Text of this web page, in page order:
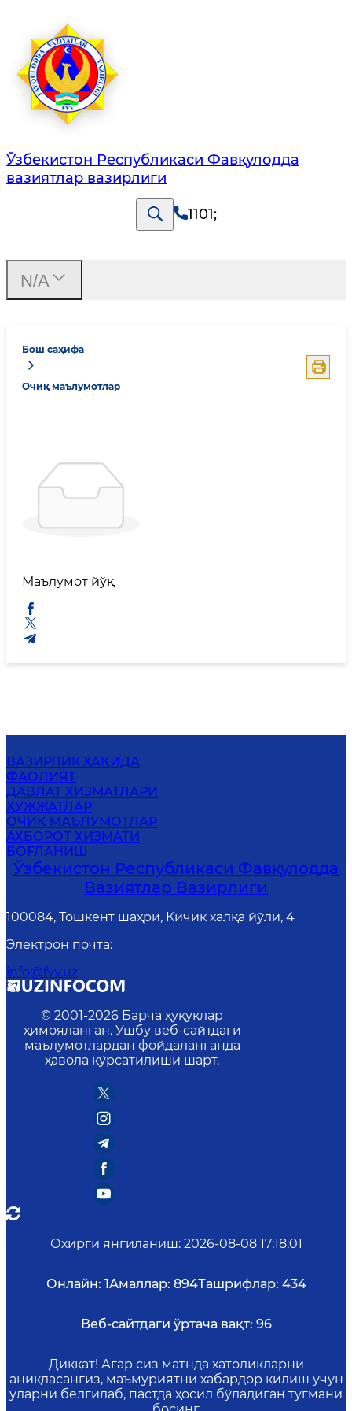
Ўзбекистон Республикаси Фавқулодда
вазиятлар вазирлиги
1101;
Бош саҳифа
Очиқ маълумотлар
Маълумот йўқ
N/A
ВАЗИРЛИК ҲАҚИДА
ФАОЛИЯТ
ДАВЛАТ ХИЗМАТЛАРИ
ҲУЖЖАТЛАР
ОЧИҚ МАЪЛУМОТЛАР
АХБОРОТ ХИЗМАТИ
БОҒЛАНИШ
Ўзбекистон Республикаси Фавқулодда
Вазиятлар Вазирлиги
100084, Тошкент шаҳри, Кичик халқа йўли, 4
Электрон почта:
info@fvv.uz
© 2001-2026 Барча ҳуқуқлар
ҳимояланган. Ушбу веб-сайтдаги
маълумотлардан фойдаланганда
ҳавола кўрсатилиши шарт.
Охирги янгиланиш: 2026-08-08 17:18:01
Онлайн: 1Амаллар: 894Ташрифлар: 434
Веб-сайтдаги ўртача вақт: 96
Диққат! Агар сиз матнда хатоликларни
аниқласангиз, маъмуриятни хабардор қилиш учун
уларни белгилаб, пастда ҳосил бўладиган тугмани